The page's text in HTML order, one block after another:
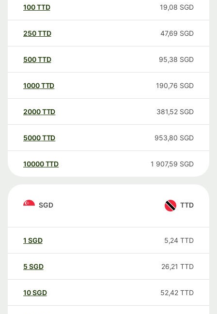
100TTD 19,08 SGD
250TTD 47,69 SGD
500TTD 95,38 SGD
1000TTD 190,76 SGD
2000TTD 381,52 SGD
5000TTD 953,80 SGD
10000 TTD 1 907,59 SGD
SGD TTD
1 SGD 5,24 TTD
5 SGD 26,21 TTD
10SGD 52,42 TTD